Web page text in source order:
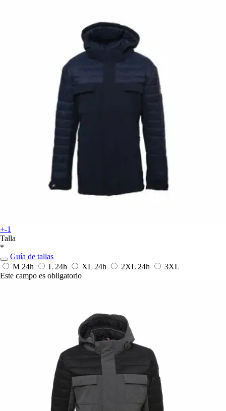
+-1
Talla
*
Guía de tallas
M 24h L 24h XL 24h 2XL 24h
3XL
Este campo es obligatorio